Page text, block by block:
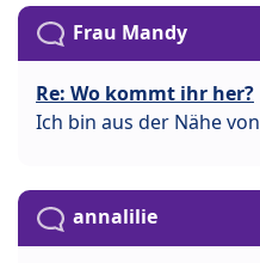
Frau Mandy
Re: Wo kommt ihr her?
Ich bin aus der Nähe
annalilie